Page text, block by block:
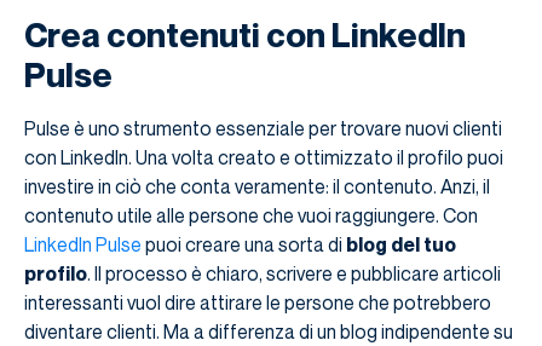
Crea contenuti con LinkedIn
Pulse
Pulse è uno strumento essenziale per trovare nuovi clienti
con LinkedIn. Una volta creato e ottimizzato il profilo puoi
investire in ciò che conta veramente: il contenuto. Anzi, il
contenuto utile alle persone che vuoi raggiungere. Con
LinkedIn Pulse puoi creare una sorta di blog del tuo
profilo. Il processo è chiaro, scrivere e pubblicare articoli
interessanti vuol dire attirare le persone che potrebbero
diventare clienti. Ma a differenza di un blog indipendente su